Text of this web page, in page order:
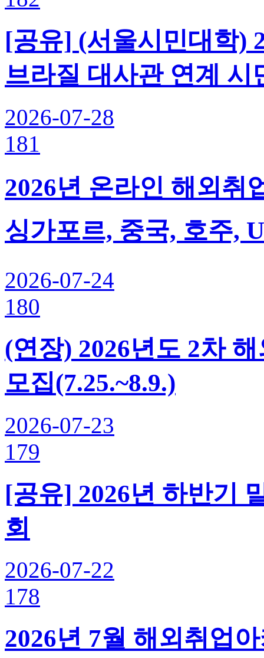
[공유] (서울시민대학)
브라질 대사관 연계 시
2026-07-28
181
2026년 온라인 해외취
싱가포르, 중국, 호주,
2026-07-24
180
(연장) 2026년도 2차
모집(7.25.~8.9.)
2026-07-23
179
[공유] 2026년 하반기
회
2026-07-22
178
2026년 7월 해외취업